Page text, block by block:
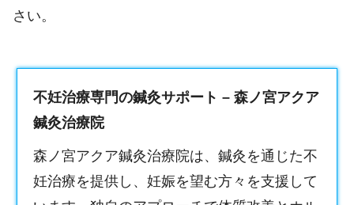
さい。
不妊治療専門の鍼灸サポート – 森ノ宮アクア
鍼灸治療院
森ノ宮アクア鍼灸治療院は、鍼灸を通じた不
妊治療を提供し、妊娠を望む方々を支援して